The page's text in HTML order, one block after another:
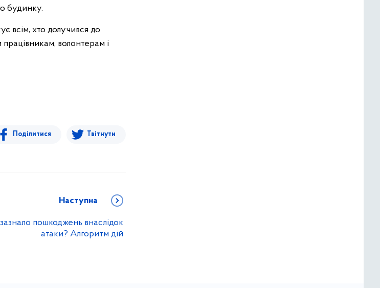
будинку.
всім, хто долучився до
працівникам, волонтерам і
Поділитися Твітнути
Наступна
пошкоджень внаслідок
атаки? Алгоритм дій